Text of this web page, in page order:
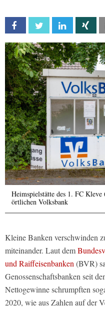
Facebook Twitter Linkedin
Heimspielstätte des 1. FC
örtlichen Volksbank
Kleine Banken verschwinden
miteinander. Laut dem
und Raiffeisenbanken(BVR)
Genossenschaftsbanken seit
Nettogewinne schrumpften
2020, wie aus Zahlen auf der